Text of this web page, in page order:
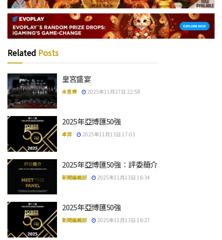
Related Posts
皇宮盛宴
本思齊 2025年11月27日 22:58
2025年亞博匯50強
卓弈 2025年11月13日 17:03
2025年亞博匯50強：評委簡介
新聞編輯部 2025年11月13日 16:34
2025年亞博匯50強
新聞編輯部 2025年11月13日 16:27